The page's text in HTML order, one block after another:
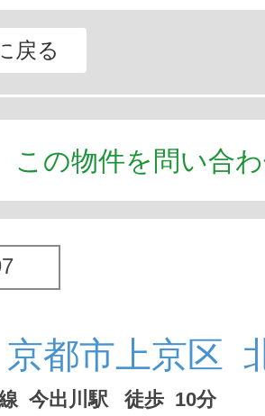
戻る
この物件を問い合
都市上京区
線 今出川駅 徒歩 10分